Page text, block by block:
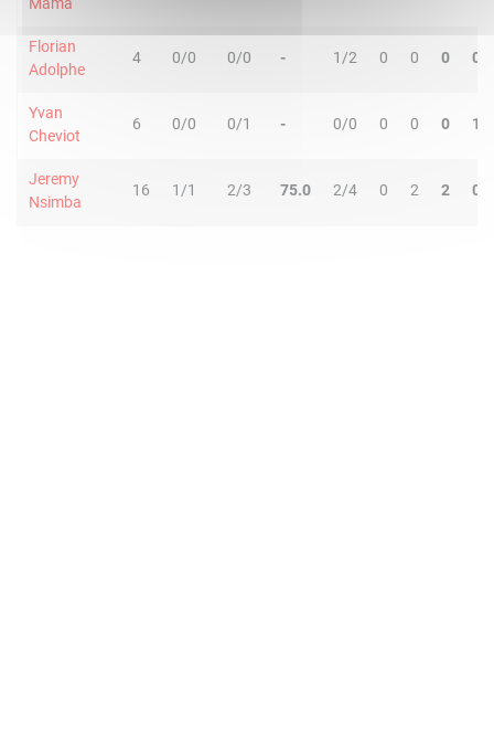
Florian
Adolphe
4 0/0 0/0 - 1/2 0 0 0 0
Yvan
Cheviot
6 0/0 0/1 - 0/0 0 0 0 1
Jeremy
Nsimba
16 1/1 2/3 75.0 2/4 0 2 2 0